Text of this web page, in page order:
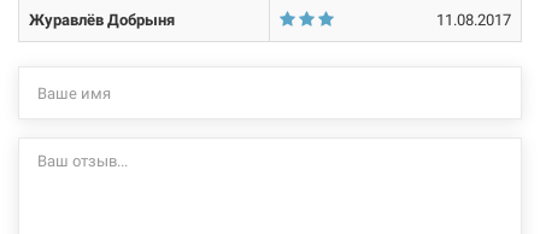
Журавлёв Добрыня 11.08.2017